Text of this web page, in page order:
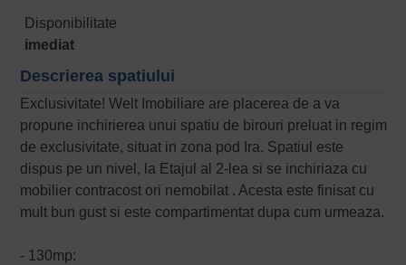
Disponibilitate
imediat
Descrierea spatiului
Exclusivitate! Welt Imobiliare are placerea de a va
propune inchirierea unui spatiu de birouri preluat in regim
de exclusivitate, situat in zona pod Ira. Spatiul este
dispus pe un nivel, la Etajul al 2-lea si se inchiriaza cu
mobilier contracost ori nemobilat . Acesta este finisat cu
mult bun gust si este compartimentat dupa cum urmeaza.
- 130mp: